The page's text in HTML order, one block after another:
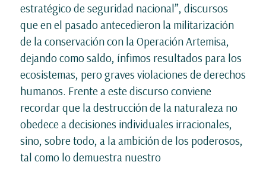
estratégico de seguridad nacional”, discursos
que en el pasado antecedieron la militarización
de la conservación con la Operación Artemisa,
dejando como saldo, ínfimos resultados para los
ecosistemas, pero graves violaciones de derechos
humanos. Frente a este discurso conviene
recordar que la destrucción de la naturaleza no
obedece a decisiones individuales irracionales,
sino, sobre todo, a la ambición de los poderosos,
tal como lo demuestra nuestro